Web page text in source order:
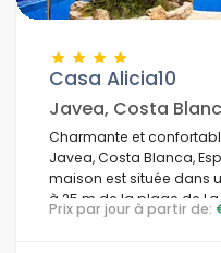
Casa Alicia10
Javea, Costa
Charmante et
Javea, Costa Blanca,
maison est située dans
à 25 m de la plage de La
Prix par jour à partir de: